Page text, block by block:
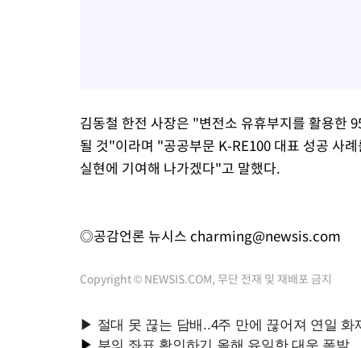
김동철 한전 사장은 "변전소 유휴부지를 활용한
될 것"이라며 "공공부문 K-RE100 대표 성공 사
실현에 기여해 나가겠다"고 말했다.
◎공감언론 뉴시스 charming@newsis.com
Copyright © NEWSIS.COM, 무단 전재 및 재배포 금지